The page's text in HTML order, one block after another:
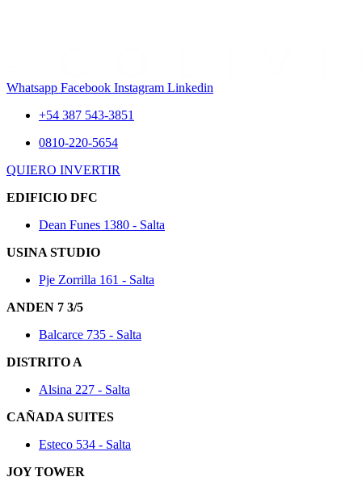
Whatsapp Facebook Instagram Linkedin
+54 387 543-3851
0810-220-5654
QUIERO INVERTIR
EDIFICIO DFC
Dean Funes 1380 - Salta
USINA STUDIO
Pje Zorrilla 161 - Salta
ANDEN 7 3/5
Balcarce 735 - Salta
DISTRITO A
Alsina 227 - Salta
CAÑADA SUITES
Esteco 534 - Salta
JOY TOWER